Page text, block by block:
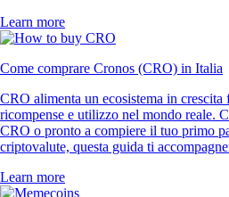
Learn more
Come comprare Cronos (CRO) in Italia
CRO alimenta un ecosistema in crescita
ricompense e utilizzo nel mondo reale.
CRO o pronto a compiere il tuo primo
criptovalute, questa guida ti
Learn more